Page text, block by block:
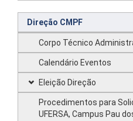
Direção CMPF
Corpo Técnico
Calendário Eventos
Eleição Direção
Procedimentos para
UFERSA, Campus Pau